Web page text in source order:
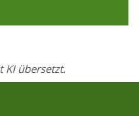
KI übersetzt.